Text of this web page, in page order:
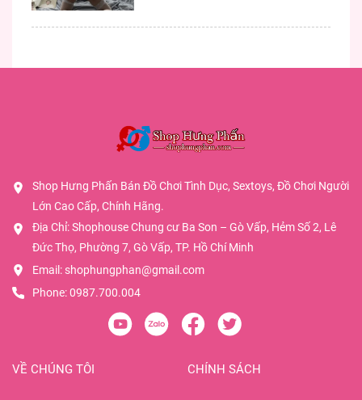
Shop Hưng Phấn Bán Đồ Chơi Tình Dục, Sextoys, Đồ Chơi Người
Lớn Cao Cấp, Chính Hãng.
Địa Chỉ: Shophouse Chung cư Ba Son – Gò Vấp, Hẻm Số 2, Lê
Đức Thọ, Phường 7, Gò Vấp, TP. Hồ Chí Minh
Email: shophungphan@gmail.com
Phone:0987.700.004
VỀ CHÚNG TÔI CHÍNH SÁCH